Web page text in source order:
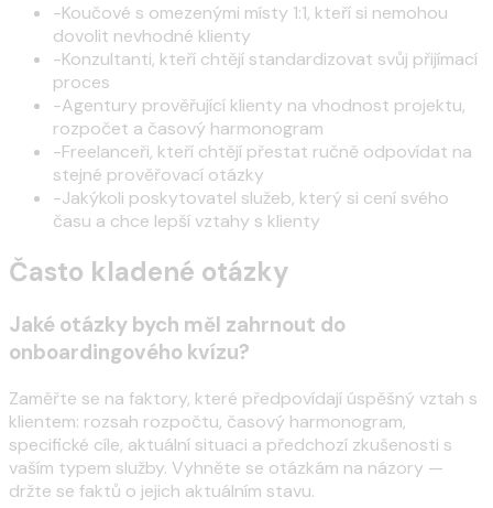
-Koučové s omezenými místy 1:1, kteří si nemohou
dovolit nevhodné klienty
-Konzultanti, kteří chtějí standardizovat svůj přijímací
proces
-Agentury prověřující klienty na vhodnost projektu,
rozpočet a časový harmonogram
-Freelanceři, kteří chtějí přestat ručně odpovídat na
stejné prověřovací otázky
-Jakýkoli poskytovatel služeb, který si cení svého
času a chce lepší vztahy s klienty
Často kladené otázky
Jaké otázky bych měl zahrnout do
onboardingového kvízu?
Zaměřte se na faktory, které předpovídají úspěšný vztah s
klientem: rozsah rozpočtu, časový harmonogram,
specifické cíle, aktuální situaci a předchozí zkušenosti s
vaším typem služby. Vyhněte se otázkám na názory —
držte se faktů o jejich aktuálním stavu.